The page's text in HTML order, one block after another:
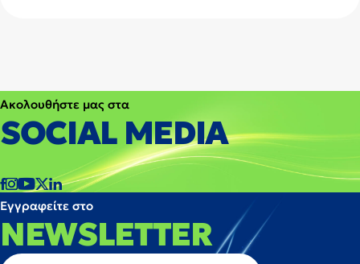
Ακολουθήστε μας στα
SOCIAL MEDIA
Εγγραφείτε στο
NEWSLETTER